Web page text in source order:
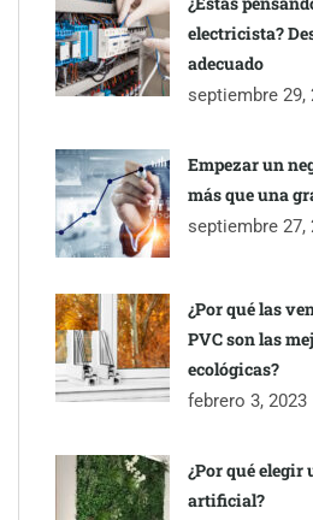
electricista?
adecuado
septiembre 29,
Empezar un
más que una
septiembre 27,
¿Por qué las
PVC son las
ecológicas?
febrero 3, 2023
¿Por qué
artificial?